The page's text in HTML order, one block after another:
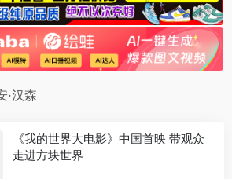
·汉森
《我的世界大电影》中国首映 带观众
走进方块世界